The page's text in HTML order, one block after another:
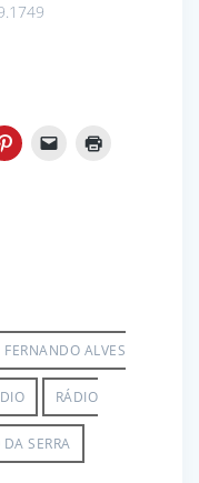
FERNANDO ALVES
RÁDIO
SERRA